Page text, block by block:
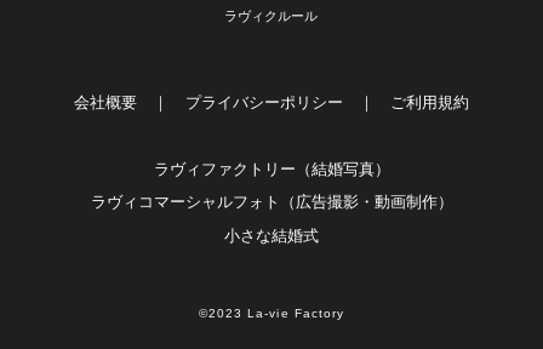
ラヴィクルール
会社概要 ｜ プライバシーポリシー ｜ ご利用規約
ラヴィファクトリー（結婚写真）
ラヴィコマーシャルフォト（広告撮影・動画制作）
小さな結婚式
©2023 La-vie Factory